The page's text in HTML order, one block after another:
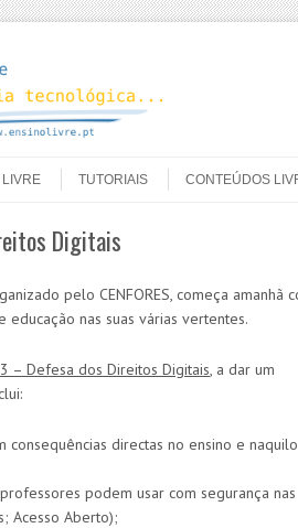
TUTORIAIS CONTEÚDOS
Digitais
pelo CENFORES, começa amanhã
nas suas várias vertentes.
– Defesa dos Direitos Digitais, a dar um
directas no ensino e naquilo
podem usar com segurança nas
Acesso Aberto);